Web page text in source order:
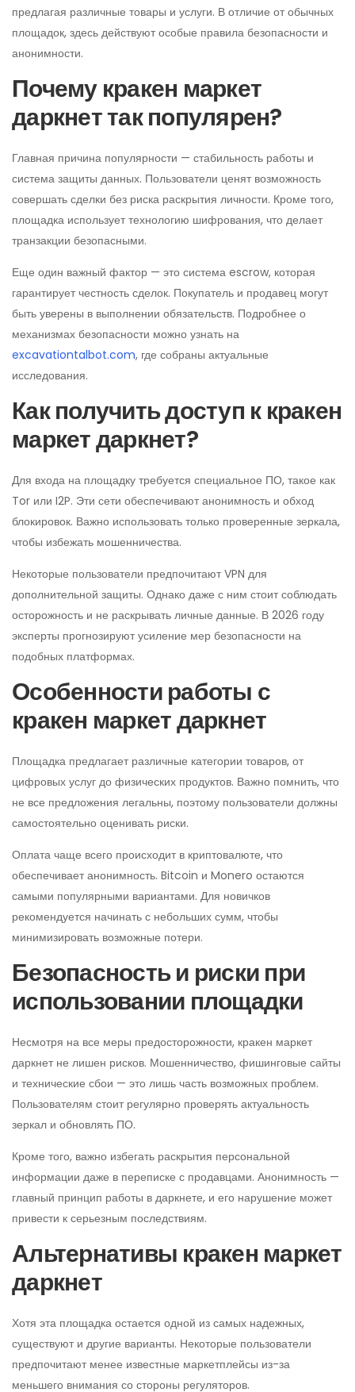
предлагая различные товары и услуги. В отличие от обычных
площадок, здесь действуют особые правила безопасности и
анонимности.
Почему кракен маркет
даркнет так популярен?
Главная причина популярности — стабильность работы и
система защиты данных. Пользователи ценят возможность
совершать сделки без риска раскрытия личности. Кроме того,
площадка использует технологию шифрования, что делает
транзакции безопасными.
Еще один важный фактор — это система escrow, которая
гарантирует честность сделок. Покупатель и продавец могут
быть уверены в выполнении обязательств. Подробнее о
механизмах безопасности можно узнать на
excavationtalbot.com, где собраны актуальные
исследования.
Как получить доступ к кракен
маркет даркнет?
Для входа на площадку требуется специальное ПО, такое как
Tor или I2P. Эти сети обеспечивают анонимность и обход
блокировок. Важно использовать только проверенные зеркала,
чтобы избежать мошенничества.
Некоторые пользователи предпочитают VPN для
дополнительной защиты. Однако даже с ним стоит соблюдать
осторожность и не раскрывать личные данные. В 2026 году
эксперты прогнозируют усиление мер безопасности на
подобных платформах.
Особенности работы с
кракен маркет даркнет
Площадка предлагает различные категории товаров, от
цифровых услуг до физических продуктов. Важно помнить, что
не все предложения легальны, поэтому пользователи должны
самостоятельно оценивать риски.
Оплата чаще всего происходит в криптовалюте, что
обеспечивает анонимность. Bitcoin и Monero остаются
самыми популярными вариантами. Для новичков
рекомендуется начинать с небольших сумм, чтобы
минимизировать возможные потери.
Безопасность и риски при
использовании площадки
Несмотря на все меры предосторожности, кракен маркет
даркнет не лишен рисков. Мошенничество, фишинговые сайты
и технические сбои — это лишь часть возможных проблем.
Пользователям стоит регулярно проверять актуальность
зеркал и обновлять ПО.
Кроме того, важно избегать раскрытия персональной
информации даже в переписке с продавцами. Анонимность —
главный принцип работы в даркнете, и его нарушение может
привести к серьезным последствиям.
Альтернативы кракен маркет
даркнет
Хотя эта площадка остается одной из самых надежных,
существуют и другие варианты. Некоторые пользователи
предпочитают менее известные маркетплейсы из-за
меньшего внимания со стороны регуляторов.